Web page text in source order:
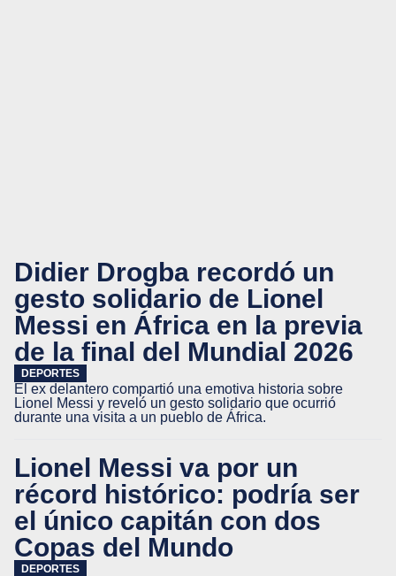
Didier Drogba recordó un
gesto solidario de Lionel
Messi en África en la previa
de la final del Mundial 2026
DEPORTES
El ex delantero compartió una emotiva historia sobre
Lionel Messi y reveló un gesto solidario que ocurrió
durante una visita a un pueblo de África.
Lionel Messi va por un
récord histórico: podría ser
el único capitán con dos
Copas del Mundo
DEPORTES